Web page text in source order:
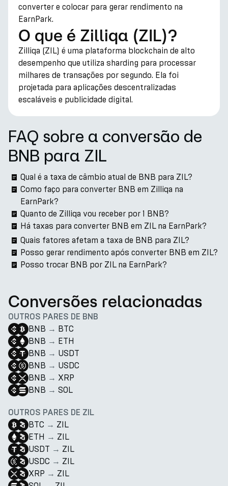
converter e colocar para gerar rendimento na
EarnPark.
O que é Zilliqa (ZIL)?
Zilliqa (ZIL) é uma plataforma blockchain de alto
desempenho que utiliza sharding para processar
milhares de transações por segundo. Ela foi
projetada para aplicações descentralizadas
escaláveis e publicidade digital.
FAQ sobre a conversão de
BNB para ZIL
Qual é a taxa de câmbio atual de BNB para ZIL?
Como faço para converter BNB em Zilliqa na
EarnPark?
Quanto de Zilliqa vou receber por 1 BNB?
Há taxas para converter BNB em ZIL na EarnPark?
Quais fatores afetam a taxa de BNB para ZIL?
Posso gerar rendimento após converter BNB em ZIL?
Posso trocar BNB por ZIL na EarnPark?
Conversões relacionadas
OUTROS PARES DE BNB
BNB → BTC
BNB → ETH
BNB → USDT
BNB → USDC
BNB → XRP
BNB → SOL
OUTROS PARES DE ZIL
BTC → ZIL
ETH → ZIL
USDT → ZIL
USDC → ZIL
XRP → ZIL